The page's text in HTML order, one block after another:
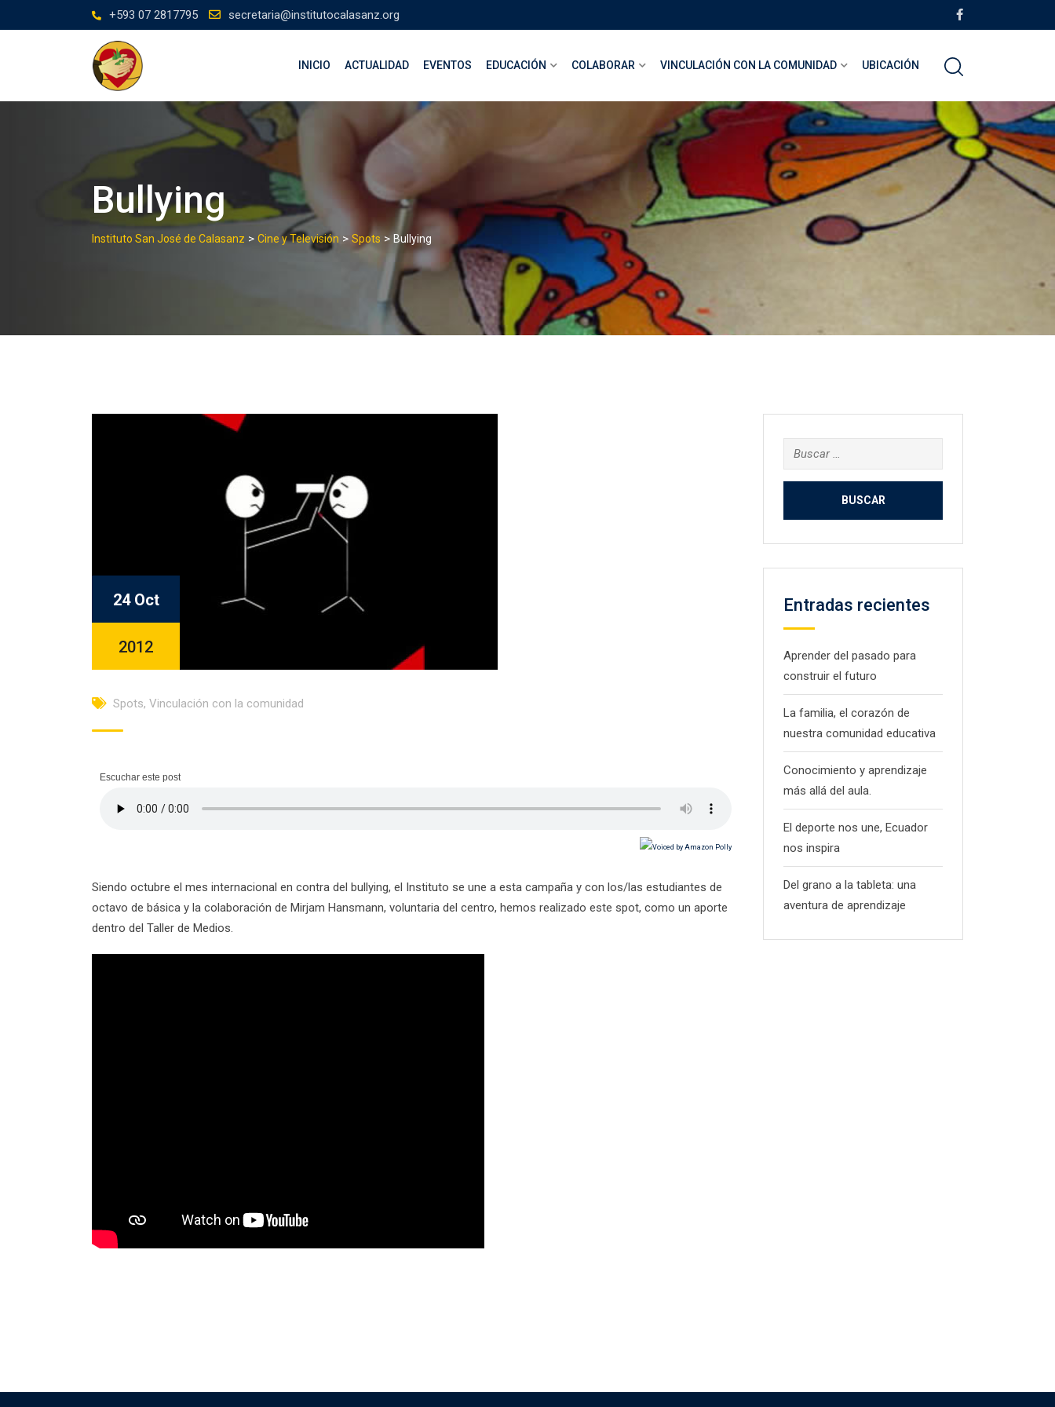
to
+593 07 2817795 secretaria@institutocalasanz.org
INICIO ACTUALIDAD EVENTOS EDUCACIÓN COLABORAR VINCULACIÓN CON LA COMUNIDAD UBICACIÓN
Bullying
Instituto San José de Calasanz > Cine y Televisión > Spots > Bullying
24 Oct
2012
Spots, Vinculación con la comunidad
Escuchar este post
Siendo octubre el mes internacional en contra del bullying, el Instituto se une a esta campaña y con los/las estudiantes de
octavo de básica y la colaboración de Mirjam Hansmann, voluntaria del centro, hemos realizado este spot, como un aporte
dentro del Taller de Medios.
Buscar:
Entradas recientes
Aprender del pasado para
construir el futuro
La familia, el corazón de
nuestra comunidad educativa
Conocimiento y aprendizaje
más allá del aula.
El deporte nos une, Ecuador
nos inspira
Del grano a la tableta: una
aventura de aprendizaje